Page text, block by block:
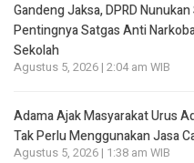
Gandeng Jaksa, DPRD
Pentingnya Satgas Anti
Sekolah
Agustus 5, 2026 | 2:04 am WIB
Adama Ajak Masyarakat Urus
Tak Perlu Menggunakan Jasa
Agustus 5, 2026 | 1:38 am WIB